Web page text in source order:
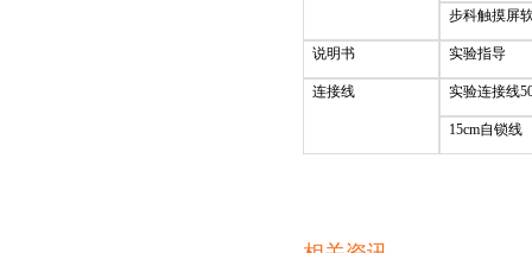
步科触摸屏
说明书 实验指导
连接线 实验连接线
15cm自锁线